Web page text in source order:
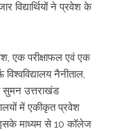
विद्यार्थियों ने प्रवेश के
एक परीक्षाफल एवं एक
विश्वविद्यालय नैनीताल,
सुमन उत्तराखंड
में एकीकृत प्रवेश
इसके माध्यम से 10 कॉलेज